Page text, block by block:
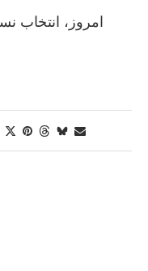
امروز، انتخاب